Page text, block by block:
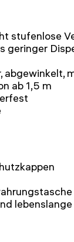
stufenlose
geringer
abgewinkelt,
ab 1,5 m